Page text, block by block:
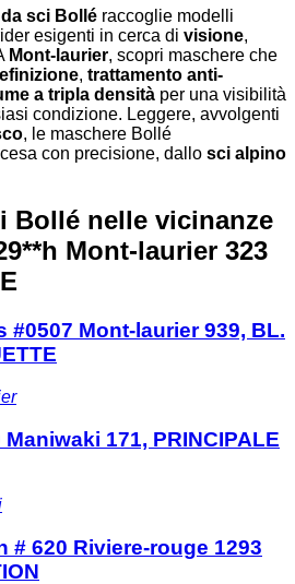
sci Bollé raccoglie modelli
esigenti in cerca di visione,
Mont-laurier, scopri maschere che
, trattamento anti-
a tripla densità per una visibilità
condizione. Leggere, avvolgenti
, le maschere Bollé
con precisione, dallo sci alpino
Bollé nelle vicinanze
Mont-laurier 323
#0507 Mont-laurier 939, BL.
171, PRINCIPALE
# 620 Riviere-rouge 1293